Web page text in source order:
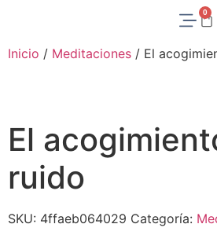
0
Inicio / Meditaciones / El
El
ruido
SKU: 4ffaeb064029 Categoría: